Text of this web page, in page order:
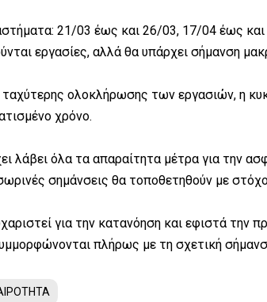
21/03 έως και 26/03, 17/04 έως
εργασίες, αλλά θα υπάρχει σήμανση
ολοκλήρωσης των εργασιών, η
χρόνο.
λάβει όλα τα απαραίτητα μέτρα για την
σημάνσεις θα τοποθετηθούν με
για την κατανόηση και εφιστά την
πλήρως με τη σχετική